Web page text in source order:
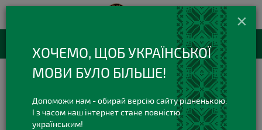
+38(073)420 420 3
Viber Telegram
RU
Стеклянная трубка Grav Clear Taster
×
ХОЧЕМО, ЩОБ УКРАЇНСЬКОЇ
МОВИ БУЛО БІЛЬШЕ!
Допоможи нам - обирай версію сайту рідненькою.
І з часом наш інтернет стане повністю
українським!